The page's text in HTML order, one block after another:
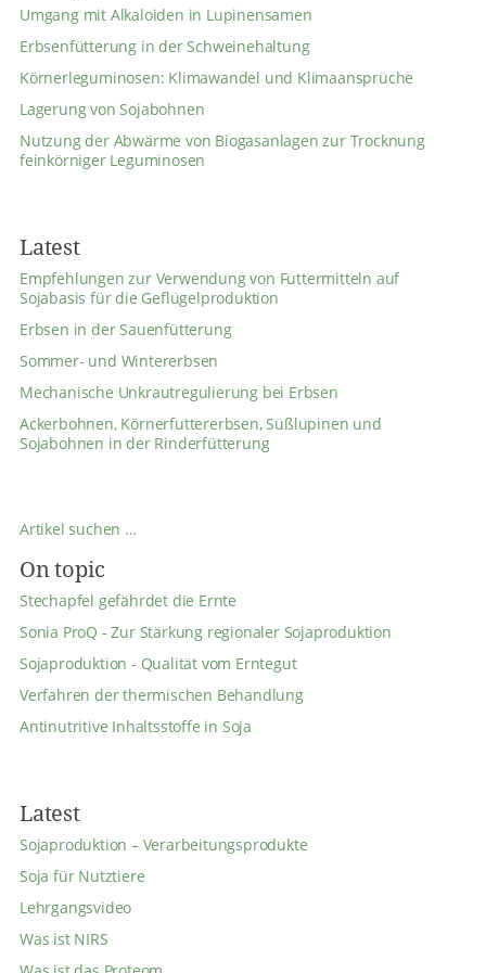
Umgang mit Alkaloiden in Lupinensamen
Erbsenfütterung in der Schweinehaltung
Körnerleguminosen: Klimawandel und Klimaansprüche
Lagerung von Sojabohnen
Nutzung der Abwärme von Biogasanlagen zur Trocknung
feinkörniger Leguminosen
Latest
Empfehlungen zur Verwendung von Futtermitteln auf
Sojabasis für die Geflügelproduktion
Erbsen in der Sauenfütterung
Sommer- und Wintererbsen
Mechanische Unkrautregulierung bei Erbsen
Ackerbohnen, Körnerfuttererbsen, Süßlupinen und
Sojabohnen in der Rinderfütterung
Artikel suchen …
On topic
Stechapfel gefährdet die Ernte
Sonia ProQ - Zur Stärkung regionaler Sojaproduktion
Sojaproduktion - Qualität vom Erntegut
Verfahren der thermischen Behandlung
Antinutritive Inhaltsstoffe in Soja
Latest
Sojaproduktion – Verarbeitungsprodukte
Soja für Nutztiere
Lehrgangsvideo
Was ist NIRS